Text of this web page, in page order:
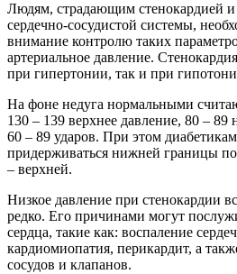
Людям, страдающим стенокардией
сердечно-сосудистой системы,
внимание контролю таких
артериальное давление.
при гипертонии, так и при
На фоне недуга нормальными
130 – 139 верхнее давление, 80 – 89
60 – 89 ударов. При этом
придерживаться нижней границы
– верхней.
Низкое давление при стенокардии
редко. Его причинами могут
сердца, такие как: воспаление
кардиомиопатия, перикардит, а
сосудов и клапанов.